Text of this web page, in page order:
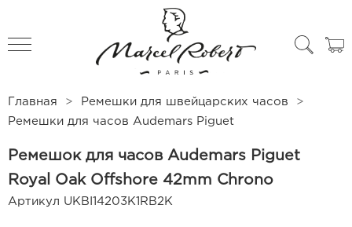
Главная
Ремешки для швейцарских часов
Ремешки для часов Audemars Piguet
Ремешок для часов Audemars Piguet
Royal Oak Offshore 42mm Chrono
Артикул UKBI14203K1RB2K